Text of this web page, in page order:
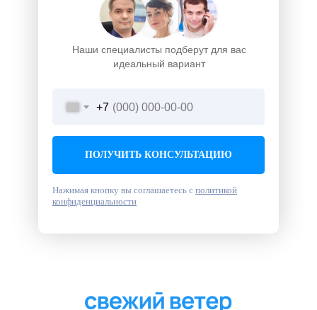
Наши специалисты подберут для вас
идеальный вариант
+7
ПОЛУЧИТЬ КОНСУЛЬТАЦИЮ
Нажимая кнопку вы соглашаетесь с политикой
конфиденциальности